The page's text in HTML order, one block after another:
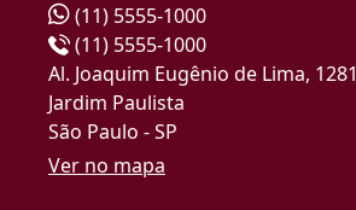
(11) 5555-1000
(11) 5555-1000
Al. Joaquim Eugênio de Lima, 1281
Jardim Paulista
São Paulo - SP
Ver no mapa